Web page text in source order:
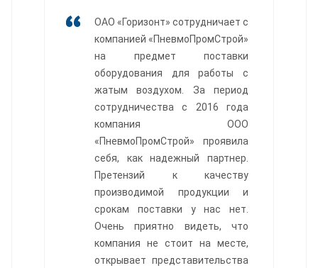
ОАО «Горизонт» сотрудничает с
компанией «ПневмоПромСтрой»
на предмет поставки
оборудования для работы с
жатым воздухом. За период
сотрудничества с 2016 года
компания ООО
«ПневмоПромСтрой» проявила
себя, как надежный партнер.
Претензий к качеству
производимой продукции и
срокам поставки у нас нет.
Очень приятно видеть, что
компания не стоит на месте,
открывает представительства